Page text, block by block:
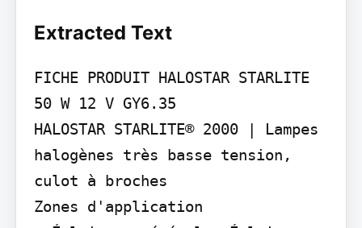
Extracted Text
FICHE PRODUIT HALOSTAR STARLITE
50 W 12 V GY6.35
HALOSTAR STARLITE® 2000 | Lampes
halogènes très basse tension,
culot à broches
Zones d'application